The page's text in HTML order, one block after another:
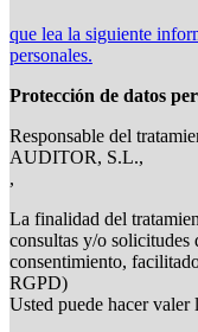
que lea la siguiente
personales.
Protección de datos
Responsable del
AUDITOR, S.L.,
,
La finalidad del
consultas y/o solicitudes
consentimiento,
RGPD)
Usted puede hacer valer